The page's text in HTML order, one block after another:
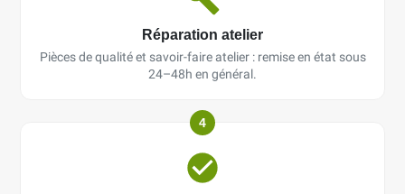
Réparation atelier
Pièces de qualité et savoir-faire atelier : remise en état sous
24–48h en général.
4